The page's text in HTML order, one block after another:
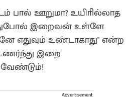
பால் ஊறுமா? உயிாில்லாத
இறைவன் உள்ளே
எதுவும் உண்டாகாது" என்ற
இறை
Advertisement